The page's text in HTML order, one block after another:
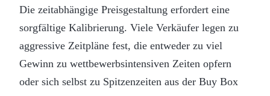
Die zeitabhängige Preisgestaltung erfordert eine
sorgfältige Kalibrierung. Viele Verkäufer legen zu
aggressive Zeitpläne fest, die entweder zu viel
Gewinn zu wettbewerbsintensiven Zeiten opfern
oder sich selbst zu Spitzenzeiten aus der Buy Box